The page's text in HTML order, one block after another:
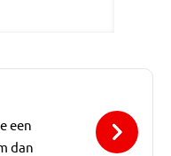
een
dan